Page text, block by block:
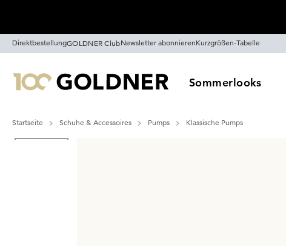
DirektbestellungGOLDNER ClubNewsletter abonnierenKurzgrößen-Tabelle
Sommerlooks
Startseite Schuhe & Accessoires Pumps
Klassische Pumps